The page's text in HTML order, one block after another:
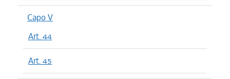
Capo V
Art. 44
Art. 45